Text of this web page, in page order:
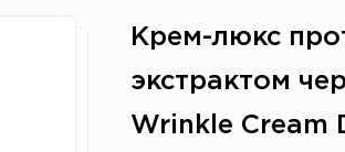
Крем-люкс
экстрактом
Wrinkle Cream